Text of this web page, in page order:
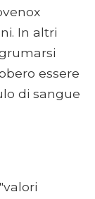
In altri
essere
di sangue